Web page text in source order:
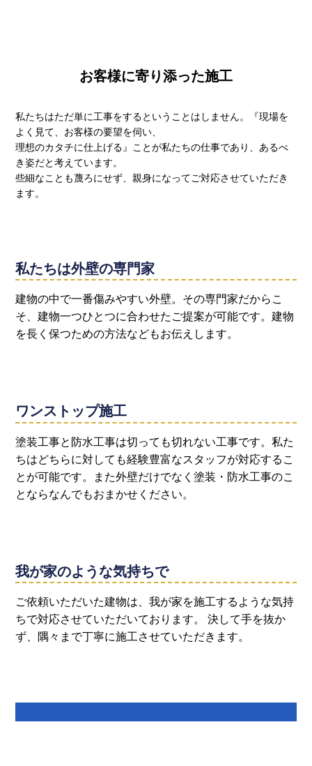
お客様に寄り添った施工
私たちはただ単に工事をするということはしません。『現場を
よく見て、お客様の要望を伺い、
理想のカタチに仕上げる』ことが私たちの仕事であり、あるべ
き姿だと考えています。
些細なことも蔑ろにせず、親身になってご対応させていただき
ます。
私たちは外壁の専門家
建物の中で一番傷みやすい外壁。その専門家だからこ
そ、建物一つひとつに合わせたご提案が可能です。建物
を⻑く保つための方法などもお伝えします。
ワンストップ施工
塗装工事と防水工事は切っても切れない工事です。私た
ちはどちらに対しても経験豊富なスタッフが対応するこ
とが可能です。また外壁だけでなく塗装・防水工事のこ
とならなんでもおまかせください。
我が家のような気持ちで
ご依頼いただいた建物は、我が家を施工するような気持
ちで対応させていただいております。 決して手を抜か
ず、隅々まで丁寧に施工させていただきます。